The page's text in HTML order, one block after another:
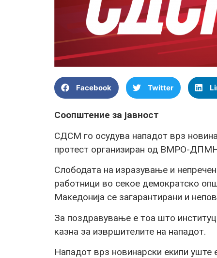
Facebook Twitter
Соопштение за јавност
СДСМ го осудува нападот врз
протест организиран од ВМРО-
Слободата на изразување и
работници во секое демократско
Македонија се загарантирани и
За поздравување е тоа што
казна за извршителите на нападот.
Нападот врз новинарски екипи